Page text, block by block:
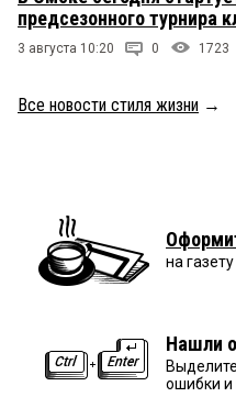
предсезонного турнира
3 августа 10:20 0 1723
Все новости стиля жизни →
на
Нашли
ошибки и